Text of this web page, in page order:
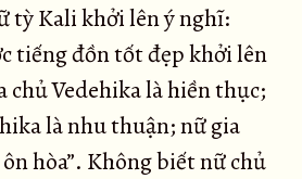
tỳ Kali khởi lên ý nghĩ:
tiếng đồn tốt đẹp khởi lên
chủ Vedehika là hiền thục;
là nhu thuận; nữ gia
hòa”. Không biết nữ chủ